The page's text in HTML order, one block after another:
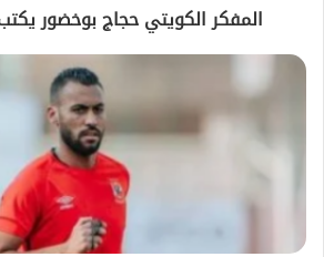
المفكر الكويتي حجاج بوخضور